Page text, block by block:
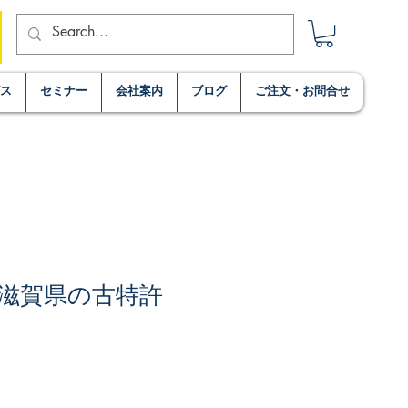
セミナー 会社案内 ブログ ご注文・お問合せ
賀県の古特許